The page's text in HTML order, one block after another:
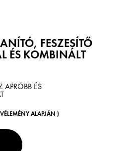
FESZESÍTŐ
ÉS KOMBINÁLT
APRÓBB ÉS
ALAPJÁN )